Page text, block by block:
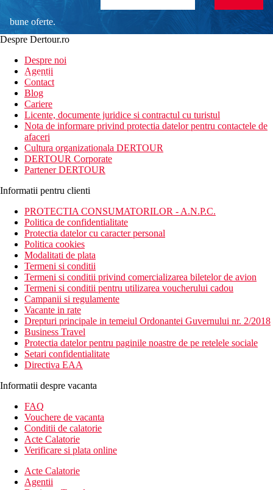
bune oferte.
newsletter!
Despre Dertour.ro
Despre noi
Agentii
Contact
Blog
Cariere
Licente, documente juridice si contractul cu turistul
Nota de informare privind protectia datelor pentru contactele de
afaceri
Cultura organizationala DERTOUR
DERTOUR Corporate
Partener DERTOUR
Informatii pentru clienti
PROTECTIA CONSUMATORILOR - A.N.P.C.
Politica de confidentialitate
Protectia datelor cu caracter personal
Politica cookies
Modalitati de plata
Termeni si conditii
Termeni si conditii privind comercializarea biletelor de avion
Termeni si conditii pentru utilizarea voucherului cadou
Campanii si regulamente
Vacante in rate
Drepturi principale in temeiul Ordonantei Guvernului nr. 2/2018
Business Travel
Protectia datelor pentru paginile noastre de pe retelele sociale
Setari confidentialitate
Directiva EAA
Informatii despre vacanta
FAQ
Vouchere de vacanta
Conditii de calatorie
Acte Calatorie
Verificare si plata online
Acte Calatorie
Agentii